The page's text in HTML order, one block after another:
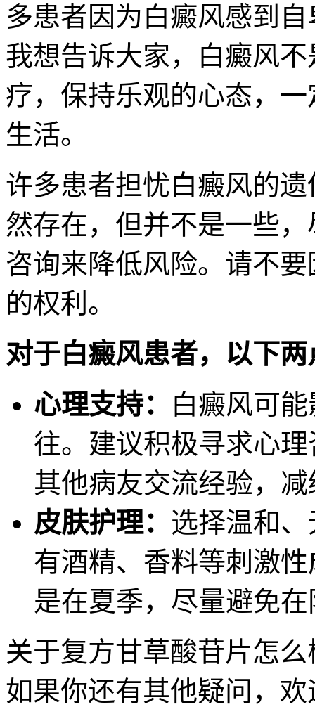
多患者因为白癜风感到
我想告诉大家，白癜风
疗，保持乐观的心态，
生活。
许多患者担忧白癜风的
然存在，但并不是一些
咨询来降低风险。请不
的权利。
对于白癜风患者，以下
心理支持：
白癜风可
往。建议积极寻求心
其他病友交流经验，
皮肤护理： 选择温和
有酒精、香料等刺激
是在夏季，尽量避免
关于复方甘草酸苷片怎
如果你还有其他疑问，